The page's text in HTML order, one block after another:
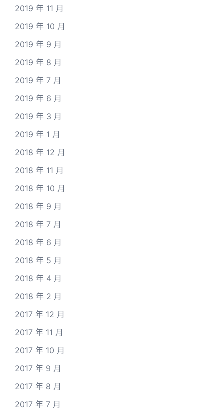
2019 年 11 月
2019 年 10 月
2019 年 9 月
2019 年 8 月
2019 年 7 月
2019 年 6 月
2019 年 3 月
2019 年 1 月
2018 年 12 月
2018 年 11 月
2018 年 10 月
2018 年 9 月
2018 年 7 月
2018 年 6 月
2018 年 5 月
2018 年 4 月
2018 年 2 月
2017 年 12 月
2017 年 11 月
2017 年 10 月
2017 年 9 月
2017 年 8 月
2017 年 7 月